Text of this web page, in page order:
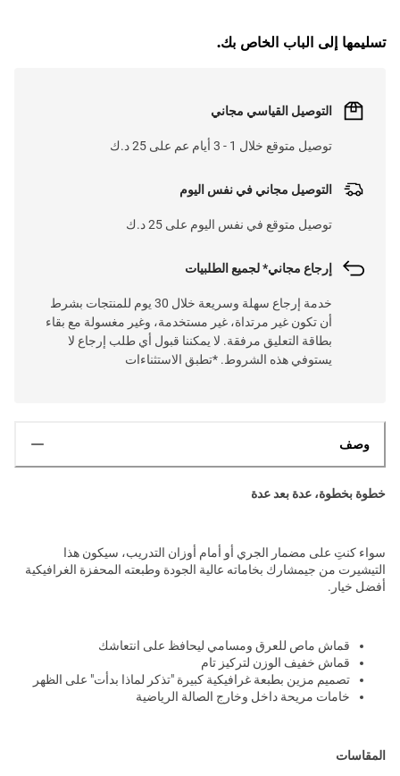
تسليمها إلى الباب الخاص بك.
التوصيل القياسي مجاني
توصيل متوقع خلال 1 - 3 أيام عم على 25 د.ك
التوصيل مجاني في نفس اليوم
توصيل متوقع في نفس اليوم على 25 د.ك
إرجاع مجاني* لجميع الطلبيات
خدمة إرجاع سهلة وسريعة خلال 30 يوم للمنتجات بشرط
أن تكون غير مرتداة، غير مستخدمة، وغير مغسولة مع بقاء
بطاقة التعليق مرفقة. لا يمكننا قبول أي طلب إرجاع لا
يستوفي هذه الشروط. *تطبق الاستثناءات
وصف
خطوة بخطوة، عدة بعد عدة
سواء كنتِ على مضمار الجري أو أمام أوزان التدريب، سيكون هذا
التيشيرت من جيمشارك بخاماته عالية الجودة وطبعته المحفزة الغرافيكية
أفضل خيار.
قماش ماص للعرق ومسامي ليحافظ على انتعاشك
قماش خفيف الوزن لتركيز تام
تصميم مزين بطبعة غرافيكية كبيرة "تذكر لماذا بدأت" على الظهر
خامات مريحة داخل وخارج الصالة الرياضية
المقاسات